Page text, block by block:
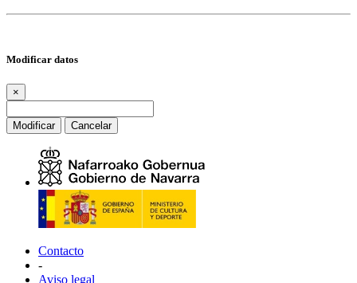
Modificar datos
×
Modificar Cancelar
Contacto
-
Aviso legal